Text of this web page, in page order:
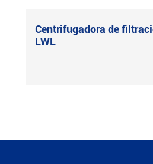
Centrifugadora de
LWL